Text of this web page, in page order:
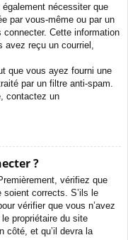
nécessiter que
par vous-même ou par un
Cette information
avez reçu un courriel,
que vous ayez fourni une
par un filtre anti-spam.
contactez un
?
vérifiez que
soient corrects. S’ils le
vérifier que vous n’avez
propriétaire du site
côté, et qu’il devra la